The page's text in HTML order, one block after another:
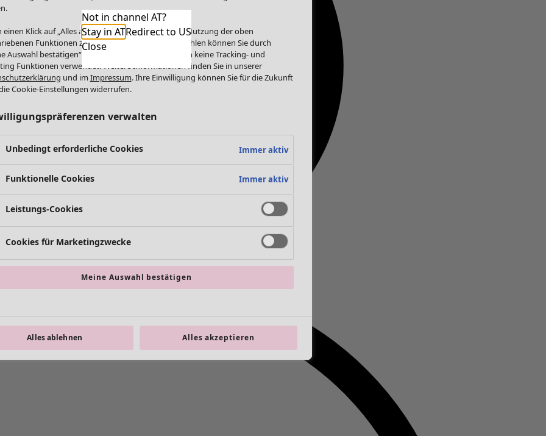
Not in channel AT?
Stay in ATRedirect to US
Close
einen Klick auf „Alles akzeptieren“ stimmen Sie der Nutzung der oben
Funktionen zu. Einzelne Funktionen auswählen können Sie durch
Auswahl bestätigen“. Über „Alles ablehnen“ werden keine Tracking- und
Funktionen verwendet. Weitere Informationen finden Sie in unserer
und im Impressum. Ihre Einwilligung können Sie für die Zukunft
Cookie-Einstellungen widerrufen.
verwalten
Unbedingt erforderliche Cookies Immer aktiv
Funktionelle Cookies Immer aktiv
Leistungs-Cookies
Cookies für Marketingzwecke
Meine Auswahl bestätigen
Alles ablehnen Alles akzeptieren